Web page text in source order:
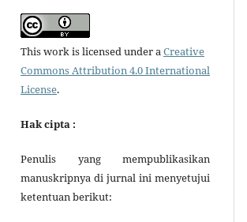
This work is licensed under aCreative
Commons Attribution 4.0 International
License.
Hak cipta :
Penulis yang mempublikasikan
manuskripnya di jurnal ini menyetujui
ketentuan berikut: